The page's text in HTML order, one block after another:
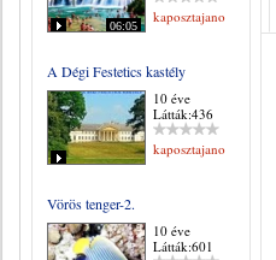
06:05
kaposztajanos
A Dégi Festetics kastély
10 éve
Látták:436
kaposztajanos
Vörös tenger-2.
10 éve
Látták:601